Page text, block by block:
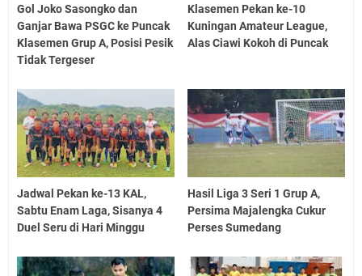
Gol Joko Sasongko dan
Ganjar Bawa PSGC ke Puncak
Klasemen Grup A, Posisi Pesik
Tidak Tergeser
Klasemen Pekan ke-10
Kuningan Amateur League,
Alas Ciawi Kokoh di Puncak
Jadwal Pekan ke-13 KAL,
Sabtu Enam Laga, Sisanya 4
Duel Seru di Hari Minggu
Hasil Liga 3 Seri 1 Grup A,
Persima Majalengka Cukur
Perses Sumedang